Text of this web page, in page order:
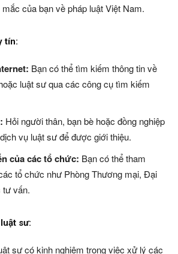
của bạn về pháp luật Việt Nam.
tín:
Bạn có thể tìm kiếm thông tin về
luật sư qua các công cụ tìm kiếm
Hỏi người thân, bạn bè hoặc đồng nghiệp
vụ luật sư để được giới thiệu.
của các tổ chức: Bạn có thể tham
tổ chức như Phòng Thương mại, Đại
vấn.
sư:
sư có kinh nghiệm trong việc xử lý các